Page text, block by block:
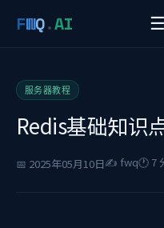
FWQ.AI ☰
服务器教程
Redis基础知识
📅 2025年05月10日✍️ fwq🕐 7